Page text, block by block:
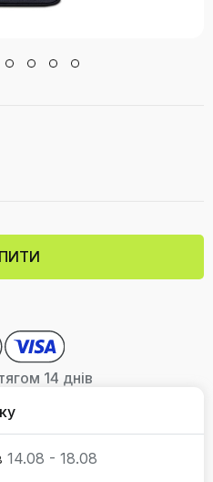
14 днів
14.08 - 18.08